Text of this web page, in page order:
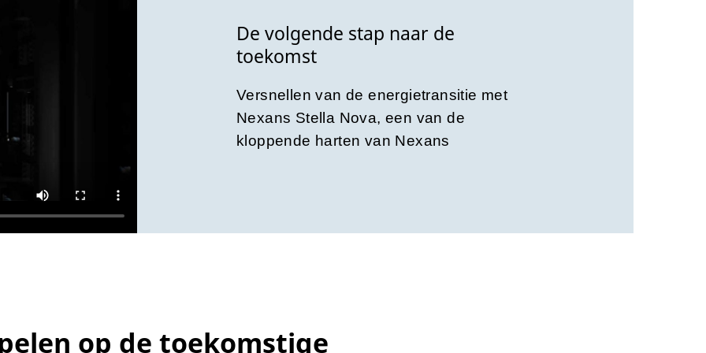
De volgende stap naar de
toekomst
Versnellen van de energietransitie met
Nexans Stella Nova, een van de
kloppende harten van Nexans
op de toekomstige